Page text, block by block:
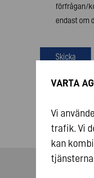
förfrågan/
endast om
Skicka
VARTA
Vi
trafik. Vi
kan